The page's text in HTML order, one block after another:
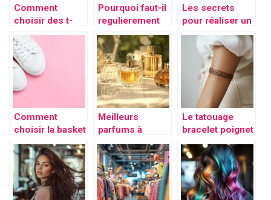
Comment
choisir des t-
shirts
ecoresponsable
s ?
Pourquoi faut-il
regulierement
changer le
bracelet de vos
montres ?
Les secrets
pour réaliser un
tatouage
temporaire
réaliste
Comment
choisir la basket
femme
tendance idéale
pour chaque
saison
Meilleurs
parfums à
acheter pour
elle en 2024 :
découvrez les
parfums
cruelty-free des
Le tatouage
bracelet poignet
pour femme
avec initiale : les
precautions
avant et apres la
seance